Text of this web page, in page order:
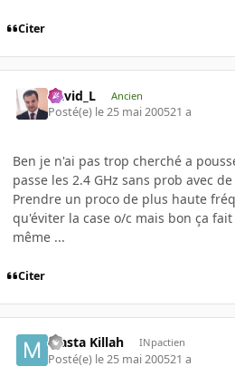
Citer
David_L Ancien
Posté(e) le 25 mai 200521 a
Ben je n'ai pas trop cherché a
passe les 2.4 GHz sans prob avec
Prendre un proco de plus haute
qu'éviter la case o/c mais bon ça
même ...
Citer
Masta Killah INpactien
Posté(e) le 25 mai 200521 a